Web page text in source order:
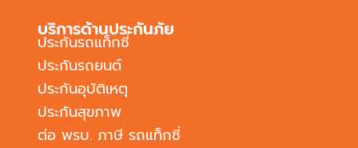
บริการด้านประกันภัย
ประกันรถแท็กซี่
ประกันรถยนต์
ประกันอุบัติเหตุ
ประกันสุขภาพ
ต่อ พรบ. ภาษี รถแท็กซี่